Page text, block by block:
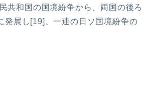
共和国の国境紛争から、両国の後ろ
発展し[19]、一連の日ソ国境紛争の